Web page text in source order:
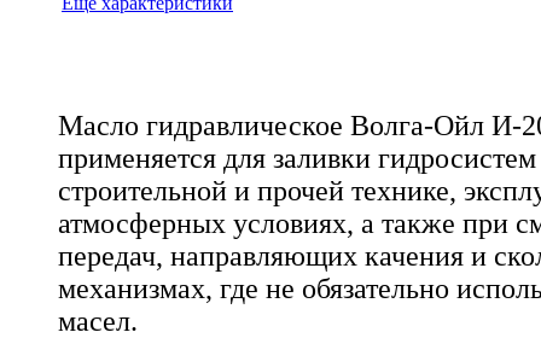
Масло гидравлическое Волга-Ойл И-
применяется для заливки
строительной и прочей технике,
атмосферных условиях, а также при
передач, направляющих качения и
механизмах, где не обязательно
масел.